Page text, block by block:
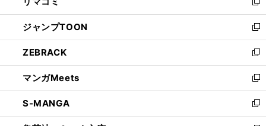
開
く
ド
ウ
で
開
く
ィ
ン
ド
ウ
で
開
く
い
ウ
ィ
ン
ド
ウ
で
開
く
新
し
い
ウ
ィ
ン
ド
ウ
で
開
ジャンプTOON
新
し
い
ウ
ィ
ン
ド
ウ
ZEBRACK
新
し
い
ウ
ィ
ン
マンガMeets
新
し
い
ウ
S-MANGA
新
し